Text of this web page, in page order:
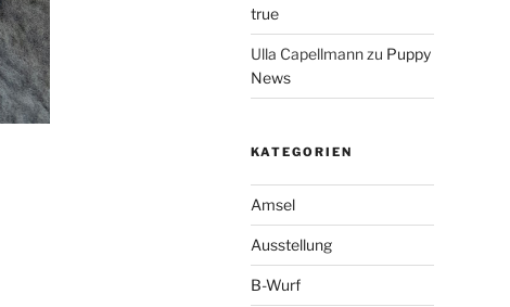
true
Ulla Capellmann zu Puppy
News
KATEGORIEN
Amsel
Ausstellung
B-Wurf